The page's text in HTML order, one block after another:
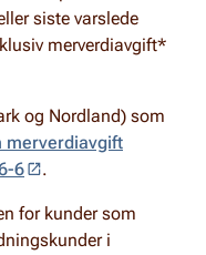
siste varslede
merverdiavgift*
og Nordland) som
merverdiavgift
6
.
for kunder som
i